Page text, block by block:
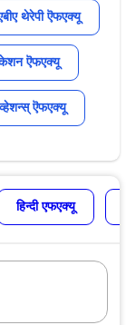
थेरेपी ऎफएक्यू
ऎफएक्यू
ऎफएक्यू
हिन्दी एफएक्यू